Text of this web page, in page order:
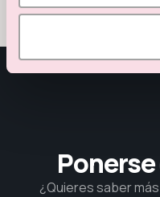
¿Quieres saber